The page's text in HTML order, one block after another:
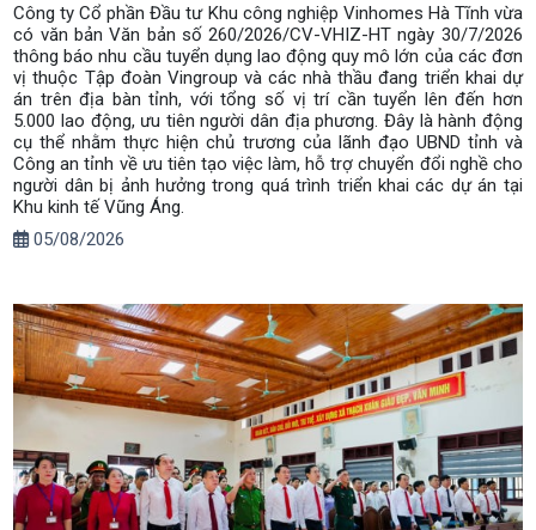
Công ty Cổ phần Đầu tư Khu công nghiệp Vinhomes Hà Tĩnh vừa
có văn bản Văn bản số 260/2026/CV-VHIZ-HT ngày 30/7/2026
thông báo nhu cầu tuyển dụng lao động quy mô lớn của các đơn
vị thuộc Tập đoàn Vingroup và các nhà thầu đang triển khai dự
án trên địa bàn tỉnh, với tổng số vị trí cần tuyển lên đến hơn
5.000 lao động, ưu tiên người dân địa phương. Đây là hành động
cụ thể nhằm thực hiện chủ trương của lãnh đạo UBND tỉnh và
Công an tỉnh về ưu tiên tạo việc làm, hỗ trợ chuyển đổi nghề cho
người dân bị ảnh hưởng trong quá trình triển khai các dự án tại
Khu kinh tế Vũng Áng.
05/08/2026